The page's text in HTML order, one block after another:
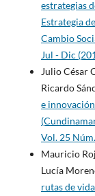
estrategias
Estrategia
Cambio
Jul - Dic
Julio César
Ricardo
e
Vol. 25
Mauricio
Lucía
rutas de